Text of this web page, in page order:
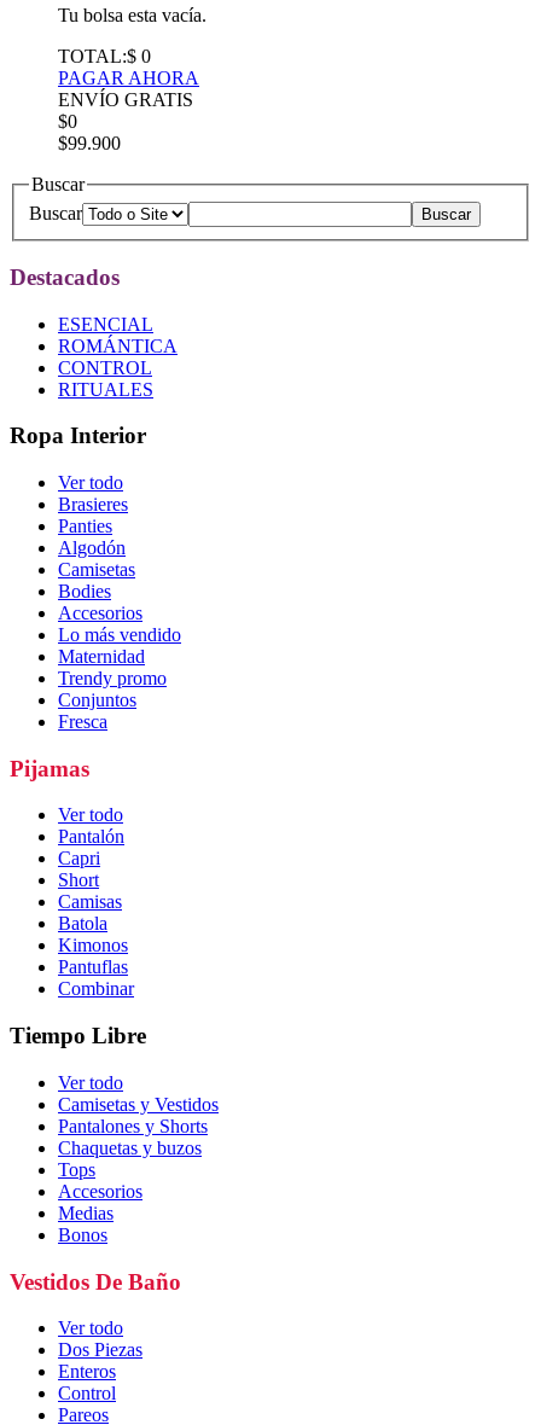
Tu bolsa esta vacía.
TOTAL:$ 0
PAGAR AHORA
ENVÍO GRATIS
$0
$99.900
Buscar
Buscar
Destacados
ESENCIAL
ROMÁNTICA
CONTROL
RITUALES
Ropa Interior
Ver todo
Brasieres
Panties
Algodón
Camisetas
Bodies
Accesorios
Lo más vendido
Maternidad
Trendy promo
Conjuntos
Fresca
Pijamas
Ver todo
Pantalón
Capri
Short
Camisas
Batola
Kimonos
Pantuflas
Combinar
Tiempo Libre
Ver todo
Camisetas y Vestidos
Pantalones y Shorts
Chaquetas y buzos
Tops
Accesorios
Medias
Bonos
Vestidos De Baño
Ver todo
Dos Piezas
Enteros
Control
Pareos